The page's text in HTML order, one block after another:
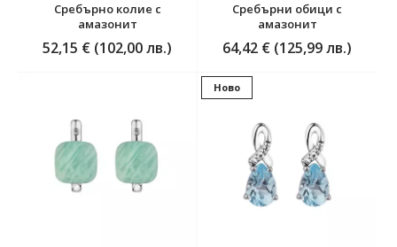
Сребърно колие с
амазонит
52,15 € (102,00 лв.)
Сребърни обици с
амазонит
64,42 € (125,99 лв.)
Ново